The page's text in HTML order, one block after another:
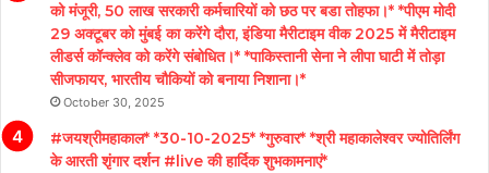
को मंजूरी, 50 लाख सरकारी कर्मचारियों को छठ पर बडा तोहफा।* *पीएम मोदी
29 अक्टूबर को मुंबई का करेंगे दौरा, इंडिया मैरीटाइम वीक 2025 में मैरीटाइम
लीडर्स कॉन्क्लेव को करेंगे संबोधित।* *पाकिस्तानी सेना ने लीपा घाटी में तोड़ा
सीजफायर, भारतीय चौकियों को बनाया निशाना।*
October 30, 2025
#जयश्रीमहाकाल* *30-10-2025* *गुरुवार* *श्री महाकालेश्वर ज्योतिर्लिंग
के आरती शृंगार दर्शन #live की हार्दिक शुभकामनाएं*